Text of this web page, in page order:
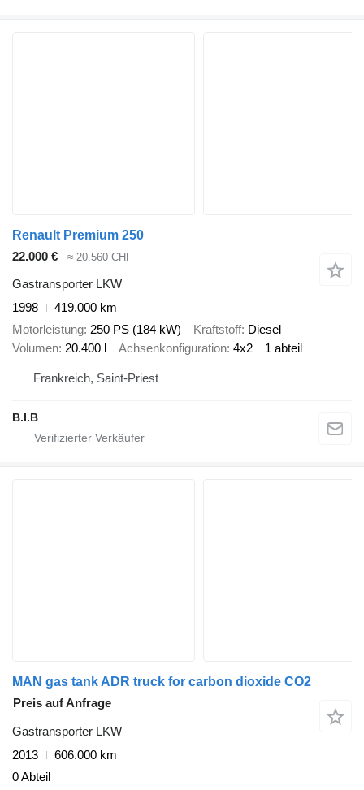
Renault Premium 250
22.000 €
≈ 20.560 CHF
Gastransporter LKW
1998
419.000 km
Motorleistung 250 PS (184 kW) Kraftstoff Diesel
Volumen 20.400 l Achsenkonfiguration 4x2 1 abteil
Frankreich, Saint-Priest
B.I.B
MAN gas tank ADR truck for carbon dioxide CO2
Preis auf Anfrage
Gastransporter LKW
2013
606.000 km
0 Abteil